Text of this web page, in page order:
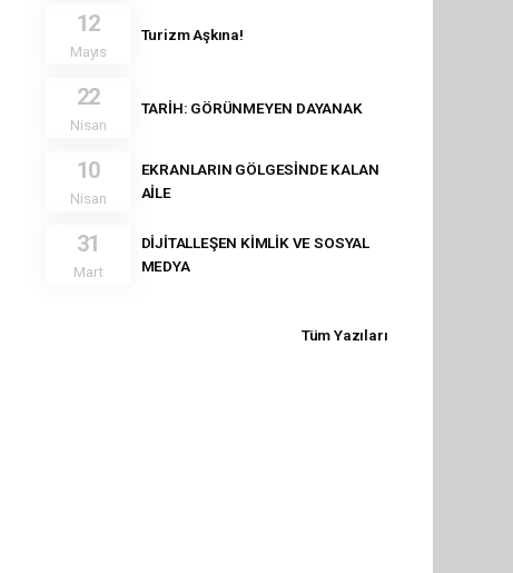
12
Mayıs
Turizm Aşkına!
22
Nisan
TARİH: GÖRÜNMEYEN DAYANAK
10
Nisan
EKRANLARIN GÖLGESİNDE KALAN
AİLE
31
Mart
DİJİTALLEŞEN KİMLİK VE SOSYAL
MEDYA
Tüm Yazıları